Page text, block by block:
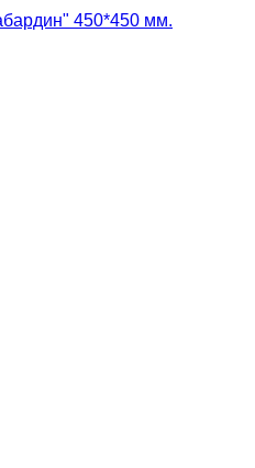
450*450 мм.